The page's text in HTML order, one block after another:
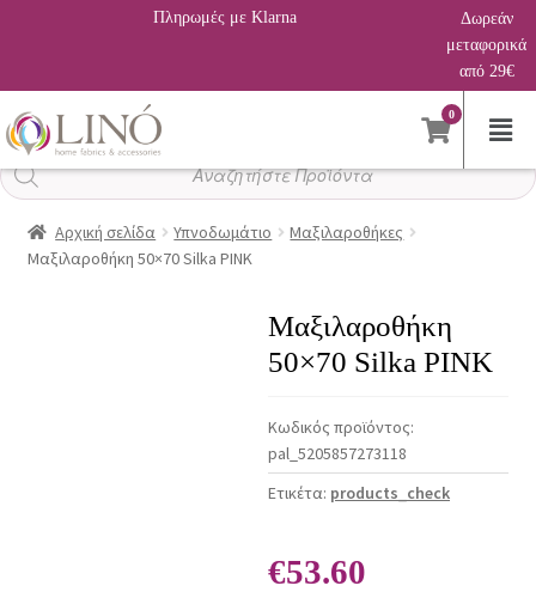
Πληρωμές με Klarna
Δωρεάν
μεταφορικά
από 29€
0
Αναζήτηση
προϊόντων
Αρχική σελίδα Υπνοδωμάτιο
Μαξιλαροθήκες
Μαξιλαροθήκη 50×70 Silka PINK
Μαξιλαροθήκη
50×70 Silka PINK
Κωδικός προϊόντος:
pal_5205857273118
Ετικέτα: products_check
€53.60